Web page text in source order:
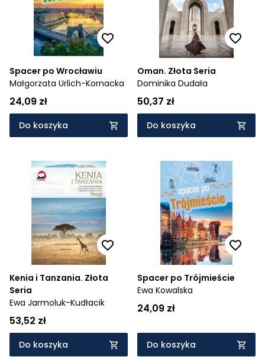
Spacer po Wrocławiu
Małgorzata Urlich-Kornacka
24,09 zł
Do koszyka
Oman. Złota Seria
Dominika Dudała
50,37 zł
Do koszyka
Kenia i Tanzania. Złota
Seria
Ewa Jarmoluk-Kudłacik
53,52 zł
Do koszyka
Spacer po Trójmieście
Ewa Kowalska
24,09 zł
Do koszyka